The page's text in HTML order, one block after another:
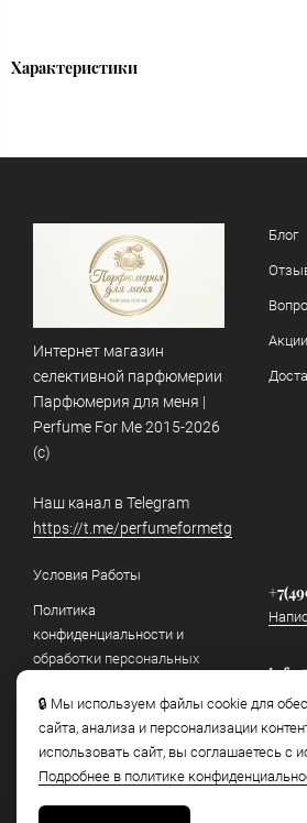
Характеристики
🔒 Мы используем файлы cookie для
сайта, анализа и персонализации
использовать сайт, вы соглашаетесь с
Подробнее в политике
Интернет магазин
селективной парфюмерии
Парфюмерия для меня |
Perfume For Me 2015-2026
(c)
Наш канал в Telegram
https://t.me/perfumeformetg
Блог
Условия Работы
Политика
конфиденциальности и
обработки персональных
Как отличить подделку
Наш